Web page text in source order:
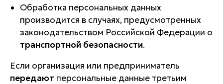
Обработка персональных данных
производится в случаях, предусмотренных
законодательством Российской Федерации о
транспортной безопасности.
Если организация или предприниматель
передают персональные данные третьим